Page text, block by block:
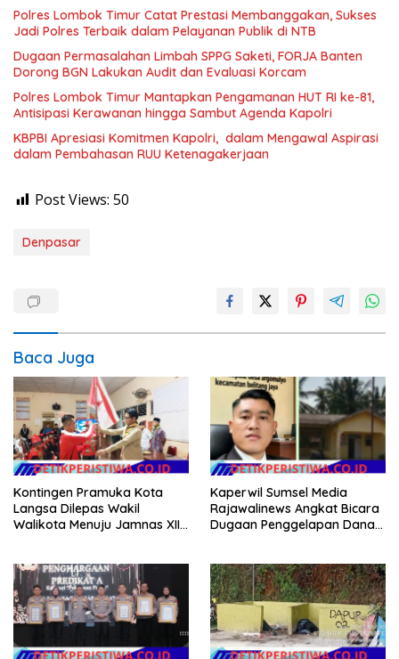
Polres Lombok Timur Catat Prestasi Membanggakan, Sukses
Jadi Polres Terbaik dalam Pelayanan Publik di NTB
Dugaan Permasalahan Limbah SPPG Saketi, FORJA Banten
Dorong BGN Lakukan Audit dan Evaluasi Korcam
Polres Lombok Timur Mantapkan Pengamanan HUT RI ke-81,
Antisipasi Kerawanan hingga Sambut Agenda Kapolri
KBPBI Apresiasi Komitmen Kapolri, dalam Mengawal Aspirasi
dalam Pembahasan RUU Ketenagakerjaan
Post Views: 50
Denpasar
Baca Juga
Kontingen Pramuka Kota
Langsa Dilepas Wakil
Walikota Menuju Jamnas XII
Kaperwil Sumsel Media
Rajawalinews Angkat Bicara
Dugaan Penggelapan Dana
Hilang 3 Bulan Bawa
Anggaran Pembangunan